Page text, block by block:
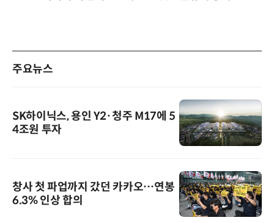
주요뉴스
SK하이닉스, 용인 Y2·청주 M17에 5
4조원 투자
창사 첫 파업까지 갔던 카카오…연봉
6.3% 인상 합의